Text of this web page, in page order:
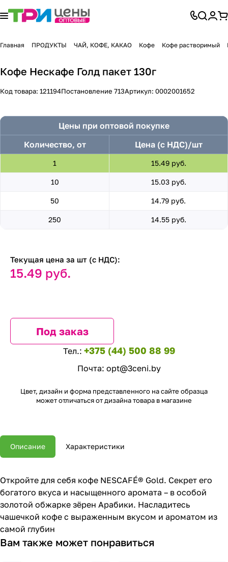
Главная ПРОДУКТЫ ЧАЙ, КОФЕ, КАКАО Кофе Кофе растворимый
Кофе Нескафе Голд пакет 130г
Код товара: 121194Постановление 713Артикул: 0002001652
Цены при оптовой покупке
Количество, от
Цена (с НДС)/шт
1 15.49 руб.
10 15.03 руб.
50 14.79 руб.
250 14.55 руб.
Текущая цена за шт (с НДС):
15.49 руб.
Под заказ
Тел.: +375 (44) 500 88 99
Почта: opt@3ceni.by
Цвет, дизайн и форма представленного на сайте образца
может отличаться от дизайна товара в магазине
Описание Характеристики
Откройте для себя кофе NESCAFÉ® Gold. Секрет его
богатого вкуса и насыщенного аромата – в особой
золотой обжарке зёрен Арабики. Насладитесь
чашечкой кофе с выраженным вкусом и ароматом из
самой глубин
Вам также может понравиться